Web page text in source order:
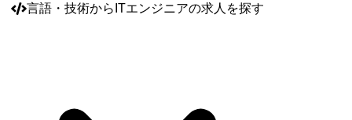
言語・技術からITエンジニアの求人を探す